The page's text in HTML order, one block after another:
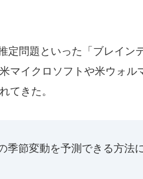
定問題といった「ブレイン
マイクロソフトや米ウォル
てきた。
季節変動を予測できる方法